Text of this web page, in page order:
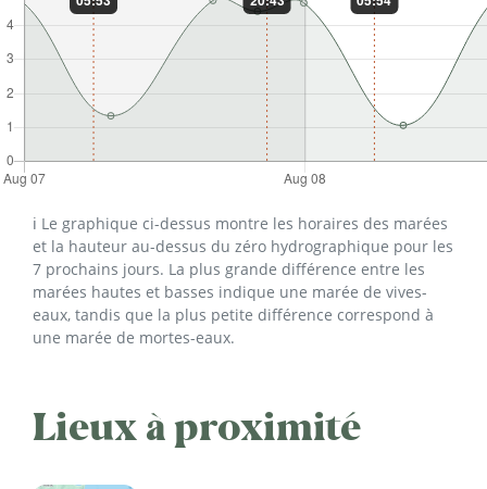
ℹ️ Le graphique ci-dessus montre les horaires des marées
et la hauteur au-dessus du zéro hydrographique pour les
7 prochains jours. La plus grande différence entre les
marées hautes et basses indique une marée de vives-
eaux, tandis que la plus petite différence correspond à
une marée de mortes-eaux.
Lieux à proximité